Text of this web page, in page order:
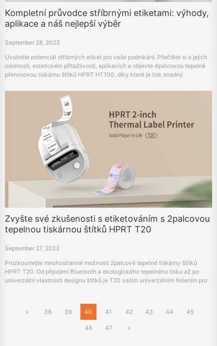
Kompletní průvodce stříbrnými etiketami: výhody,
aplikace a náš nejlepší výběr
September 28, 2023
Uvolněte potenciál stříbrných etiket pro vaše podnikání. Přečtěte si o jejich
odolnosti, estetickém přitažlivosti, aplikacích a objevte 4palcovou tepelně
přenosovou tiskárnu štítků HPRT HT100, díky které je tisk snadný.
Zvyšte své zkušenosti s etiketováním s 2palcovou
tepelnou tiskárnou štítků HPRT T20
September 27, 2023
Prozkoumejte mnohostranné možnosti 2palcové tepelné tiskárny štítků
HPRT T20. Od připojení Bluetooth a ekologického tepelného tisku až po
univerzální vlastnosti designu štítků je T20 vaším univerzálním řešením pro
« 38 39 40 41 42 43 44 45
46 47 »